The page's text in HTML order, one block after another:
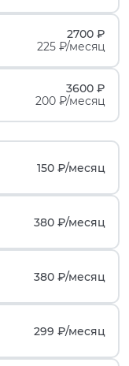
2700 ₽
225 ₽/месяц
3600 ₽
200 ₽/месяц
150 ₽/месяц
380 ₽/месяц
380 ₽/месяц
299 ₽/месяц